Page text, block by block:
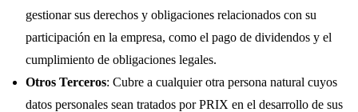
gestionar sus derechos y obligaciones relacionados con su
participación en la empresa, como el pago de dividendos y el
cumplimiento de obligaciones legales.
Otros Terceros: Cubre a cualquier otra persona natural cuyos
datos personales sean tratados por PRIX en el desarrollo de sus